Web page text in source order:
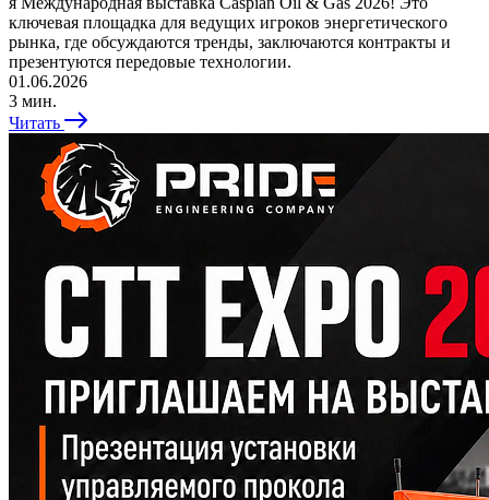
ключевая площадка для ведущих игроков энергетического
рынка, где обсуждаются тренды, заключаются контракты и
презентуются передовые технологии.
01.06.2026
3 мин.
Читать